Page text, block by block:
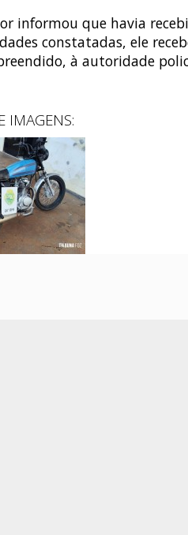
informou que havia
constatadas, ele
à autoridade
IMAGENS: